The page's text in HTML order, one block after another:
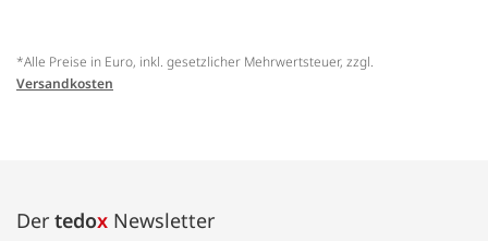
*Alle Preise in Euro, inkl. gesetzlicher Mehrwertsteuer, zzgl.
Versandkosten
Der tedox Newsletter